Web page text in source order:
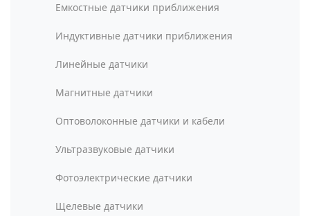
Емкостные датчики приближения
Индуктивные датчики приближения
Линейные датчики
Магнитные датчики
Оптоволоконные датчики и кабели
Ультразвуковые датчики
Фотоэлектрические датчики
Щелевые датчики